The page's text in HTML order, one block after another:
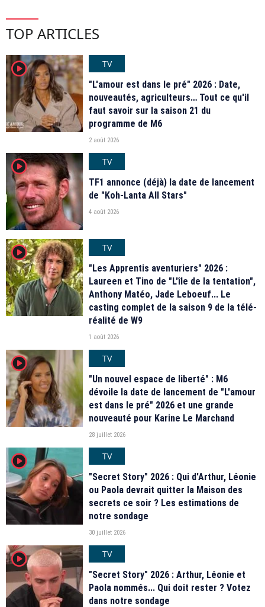
TOP ARTICLES
player2
TV
"L'amour est dans le pré" 2026 : Date,
nouveautés, agriculteurs… Tout ce qu'il
faut savoir sur la saison 21 du
programme de M6
2 août 2026
player2
TV
TF1 annonce (déjà) la date de lancement
de "Koh-Lanta All Stars"
4 août 2026
player2
TV
"Les Apprentis aventuriers" 2026 :
Laureen et Tino de "L'île de la tentation",
Anthony Matéo, Jade Leboeuf... Le
casting complet de la saison 9 de la télé-
réalité de W9
1 août 2026
player2
TV
"Un nouvel espace de liberté" : M6
dévoile la date de lancement de "L'amour
est dans le pré" 2026 et une grande
nouveauté pour Karine Le Marchand
28 juillet 2026
player2
TV
"Secret Story" 2026 : Qui d'Arthur, Léonie
ou Paola devrait quitter la Maison des
secrets ce soir ? Les estimations de
notre sondage
30 juillet 2026
player2
TV
"Secret Story" 2026 : Arthur, Léonie et
Paola nommés... Qui doit rester ? Votez
dans notre sondage